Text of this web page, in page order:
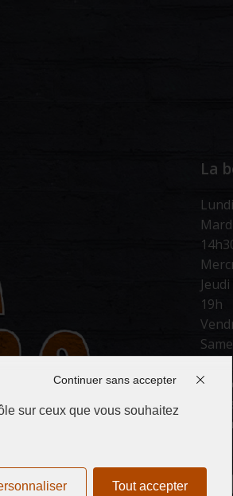
La
19h
66
03
sur ceux que vous souhaitez
Tout accepter
Continuer sans accepter